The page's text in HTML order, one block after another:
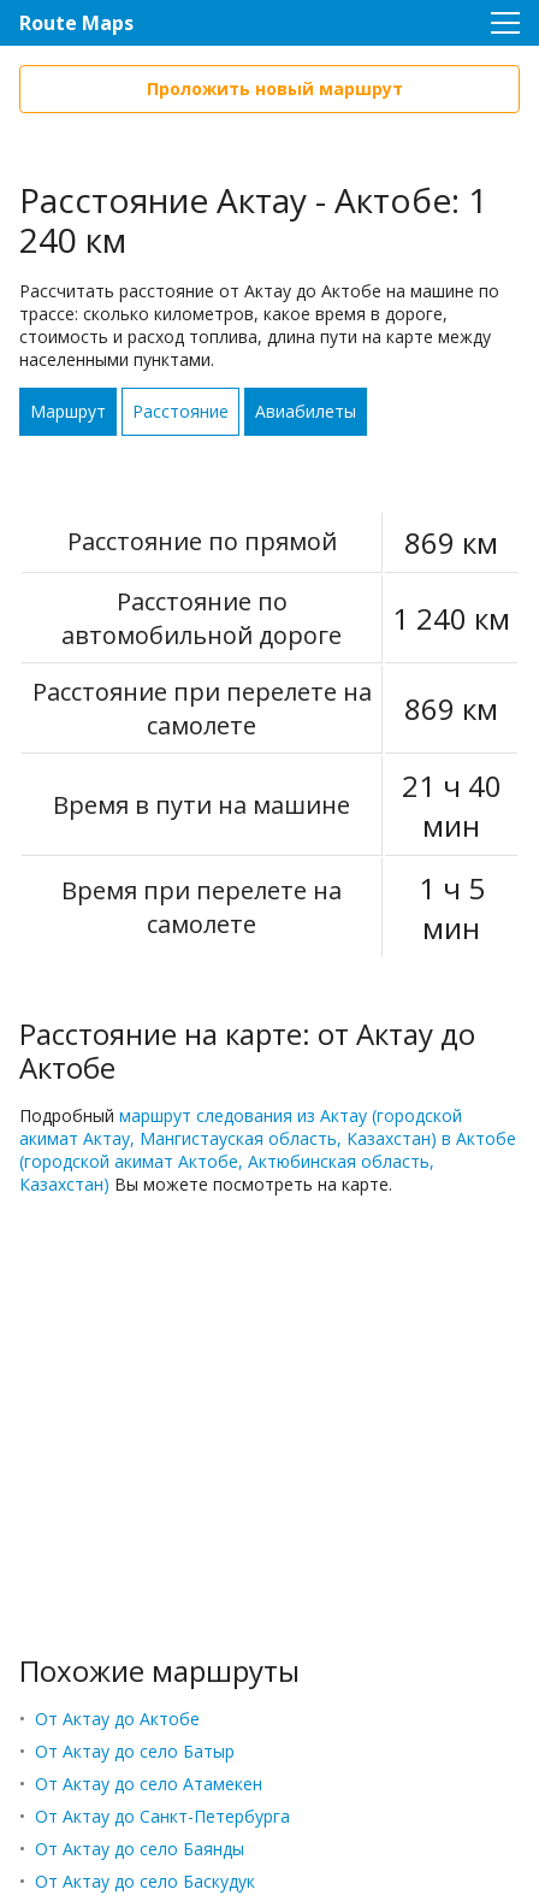
Route Maps
Проложить новый маршрут
Расстояние Актау - Актобе: 1
240 км
Рассчитать расстояние от Актау до Актобе на машине по
трассе: сколько километров, какое время в дороге,
стоимость и расход топлива, длина пути на карте между
населенными пунктами.
Маршрут Расстояние Авиабилеты
Расстояние по прямой 869 км
Расстояние по
автомобильной дороге
1 240 км
Расстояние при перелете на
самолете
869 км
Время в пути на машине
21 ч 40
мин
Время при перелете на
самолете
1 ч 5
мин
Расстояние на карте: от Актау до
Актобе
Подробный маршрут следования из Актау (городской
акимат Актау, Мангистауская область, Казахстан) в Актобе
(городской акимат Актобе, Актюбинская область,
Казахстан) Вы можете посмотреть на карте.
Похожие маршруты
• От Актау до Актобе
• От Актау до село Батыр
• От Актау до село Атамекен
• От Актау до Санкт-Петербурга
• От Актау до село Баянды
• От Актау до село Баскудук